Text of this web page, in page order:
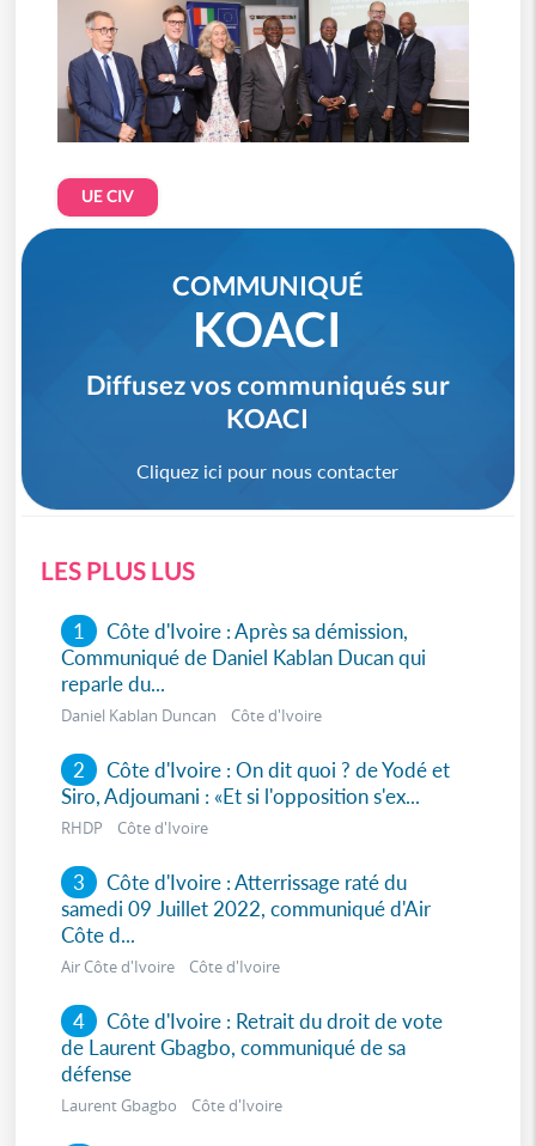
UE CIV
COMMUNIQUÉ
KOACI
Diffusez vos communiqués sur
KOACI
Cliquez ici pour nous contacter
LES PLUS LUS
1 Côte d'Ivoire : Après sa démission,
Communiqué de Daniel Kablan Ducan qui
reparle du...
Daniel Kablan Duncan Côte d'Ivoire
2 Côte d'Ivoire : On dit quoi ? de Yodé et
Siro, Adjoumani : «Et si l'opposition s'ex...
RHDP Côte d'Ivoire
3 Côte d'Ivoire : Atterrissage raté du
samedi 09 Juillet 2022, communiqué d'Air
Côte d...
Air Côte d'Ivoire Côte d'Ivoire
4 Côte d'Ivoire : Retrait du droit de vote
de Laurent Gbagbo, communiqué de sa
défense
Laurent Gbagbo Côte d'Ivoire